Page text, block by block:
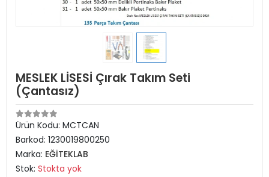
MESLEK LİSESİ Çırak Takım Seti
(Çantasız)
Ürün Kodu: MCTCAN
Barkod: 1230019800250
Marka: EĞİTEKLAB
Stok: Stokta yok